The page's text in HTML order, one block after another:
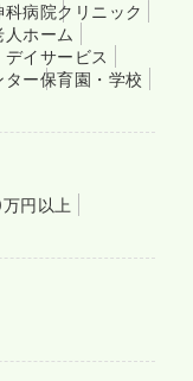
科病院クリニック
ホーム
イサービス
ター保育園・学校
円以上